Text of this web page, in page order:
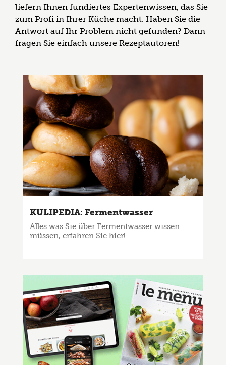
liefern Ihnen fundiertes Expertenwissen, das Sie
zum Profi in Ihrer Küche macht. Haben Sie die
Antwort auf Ihr Problem nicht gefunden? Dann
fragen Sie einfach unsere Rezeptautoren!
KULIPEDIA: Fermentwasser
Alles was Sie über Fermentwasser wissen
müssen, erfahren Sie hier!